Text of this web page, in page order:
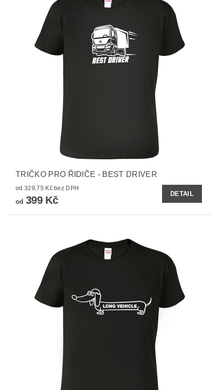
TRIČKO PRO ŘIDIČE - BEST DRIVER
od 329,75 Kč bez DPH
od 399 Kč
DETAIL